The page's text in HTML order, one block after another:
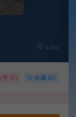
5,694
赞 (0) 收藏 (0)